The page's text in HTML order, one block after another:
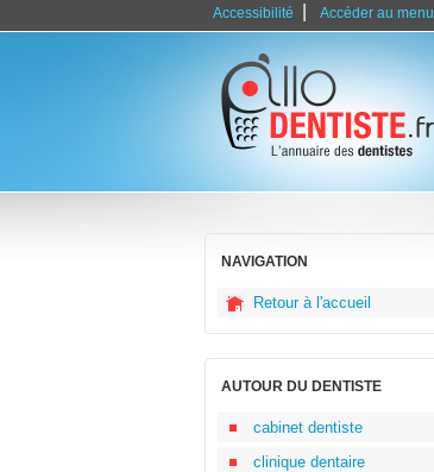
Accessibilité Accéder au menu
NAVIGATION
Retour à l'accueil
AUTOUR DU DENTISTE
cabinet dentiste
clinique dentaire